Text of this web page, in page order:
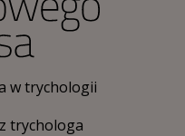
w trychologii
trychologa